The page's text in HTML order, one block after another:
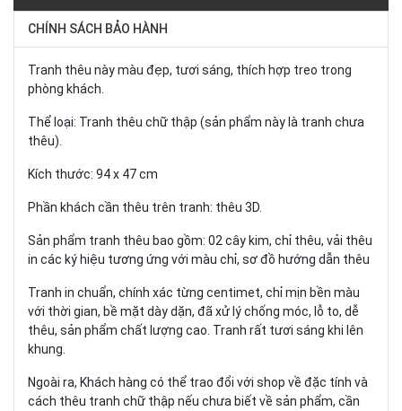
CHÍNH SÁCH BẢO HÀNH
Tranh thêu này màu đẹp, tươi sáng, thích hợp treo trong
phòng khách.
Thể loại: Tranh thêu chữ thập (sản phẩm này là tranh chưa
thêu).
Kích thước: 94 x 47 cm
Phần khách cần thêu trên tranh: thêu 3D.
Sản phẩm tranh thêu bao gồm: 02 cây kim, chỉ thêu, vải thêu
in các ký hiệu tương ứng với màu chỉ, sơ đồ hướng dẫn thêu
Tranh in chuẩn, chính xác từng centimet, chỉ mịn bền màu
với thời gian, bề mặt dày dặn, đã xử lý chống móc, lỗ to, dễ
thêu, sản phẩm chất lượng cao. Tranh rất tươi sáng khi lên
khung.
Ngoài ra, Khách hàng có thể trao đổi với shop về đặc tính và
cách thêu tranh chữ thập nếu chưa biết về sản phẩm, cần